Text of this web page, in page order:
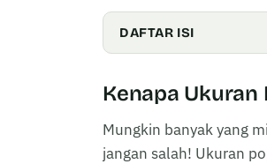
DAFTAR ISI
Kenapa Ukuran
Mungkin banyak yang
jangan salah! Ukuran